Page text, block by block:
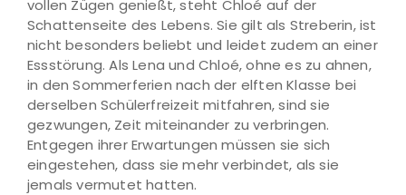
vollen Zügen genießt, steht Chloé auf der
Schattenseite des Lebens. Sie gilt als Streberin, ist
nicht besonders beliebt und leidet zudem an einer
Essstörung. Als Lena und Chloé, ohne es zu ahnen,
in den Sommerferien nach der elften Klasse bei
derselben Schülerfreizeit mitfahren, sind sie
gezwungen, Zeit miteinander zu verbringen.
Entgegen ihrer Erwartungen müssen sie sich
eingestehen, dass sie mehr verbindet, als sie
jemals vermutet hatten.